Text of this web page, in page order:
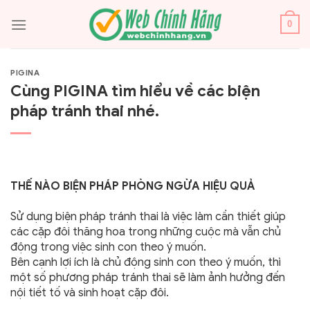
qua
0
PIGINA
Cùng PIGINA tìm hiểu về các biện
pháp tránh thai nhé.
THẾ NÀO BIỆN PHÁP PHÒNG NGỪA HIỆU QUẢ
Sử dụng biện pháp tránh thai là việc làm cần thiết giúp
các cặp đôi thăng hoa trong những cuộc mà vẫn chủ
động trong việc sinh con theo ý muốn.
Bên cạnh lợi ích là chủ động sinh con theo ý muốn, thì
một số phương pháp tránh thai sẽ làm ảnh hưởng đến
nội tiết tố và sinh hoạt cặp đôi.